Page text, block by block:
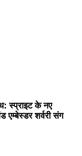
स्प्राइट के नए
एम्बेस्डर शर्वरी संग